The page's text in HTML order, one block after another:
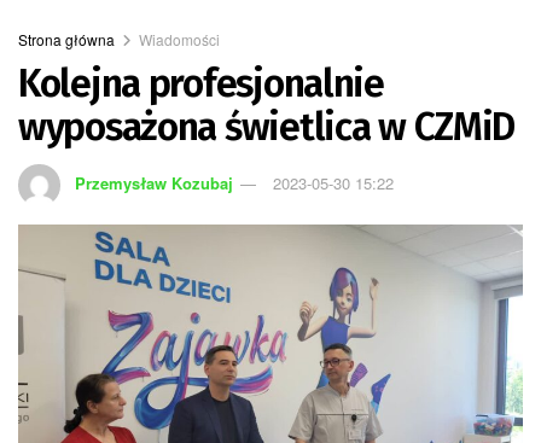
Strona główna Wiadomości
Kolejna profesjonalnie
wyposażona świetlica w CZMiD
Przemysław Kozubaj 2023-05-30 15:22